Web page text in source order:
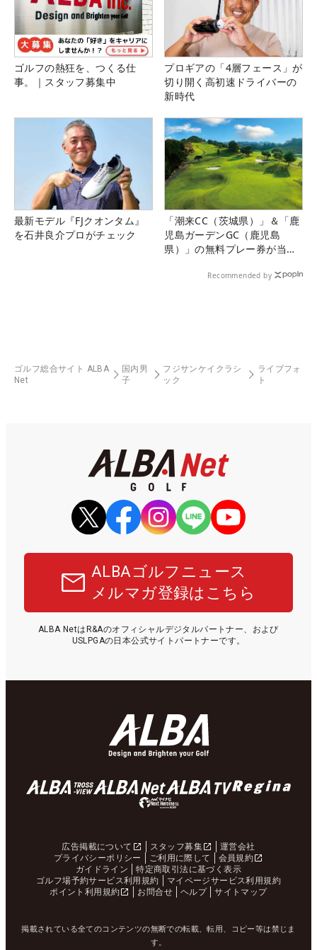
ゴルフの熱狂を、つくる仕
事。｜スタッフ募集中
プロギアの「4層フェース」が
切り開く高初速ドライバーの
新時代
最新モデル『FJクオンタム』
を石井良介プロがチェック
「潮来CC（茨城県）」＆「鹿
児島ガーデンGC（鹿児島
県）」の無料プレー券が当た
Recommended by
ゴルフ総合サイト ALBA
Net
国内男
子
フジサンケイクラシ
ック
ライブフォ
ト
ALBAゴルフニュース
メルマガ登録はこちら
ALBA NetはR&Aのオフィシャルデジタルパートナー、および
USLPGAの日本公式サイトパートナーです。
広告掲載について スタッフ募集
運営会社
プライバシーポリシー
ご利用に際して
会員規約
ガイドライン
特定商取引法に基づく表示
ゴルフ場予約サービス利用規約
マイページサービス利用規約
ポイント利用規約
お問合せ ヘルプ サイトマップ
掲載されている全てのコンテンツの無断での転載、転用、コピー等は禁じま
す。